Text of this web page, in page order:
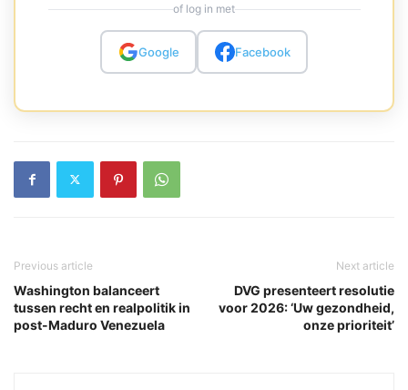
of log in met
Google Facebook
Previous article
Washington balanceert
tussen recht en realpolitik in
post-Maduro Venezuela
Next article
DVG presenteert resolutie
voor 2026: ‘Uw gezondheid,
onze prioriteit’